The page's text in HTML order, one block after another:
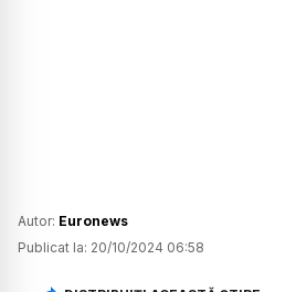
Autor: Euronews
Publicat la: 20/10/2024 06:58